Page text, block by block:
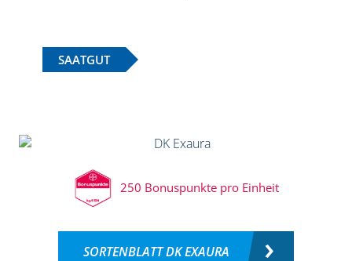
SAATGUT
250 Bonuspunkte pro Einheit
SORTENBLATT DK EXAURA